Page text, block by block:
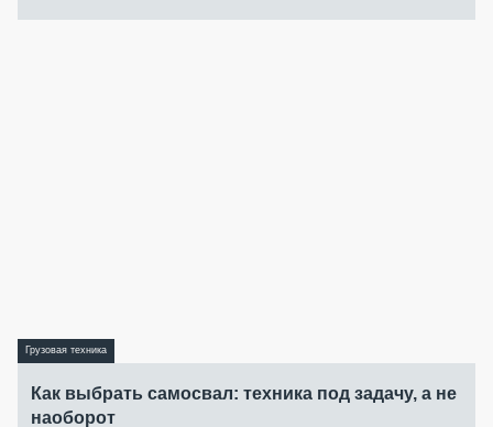
Грузовая техника
Как выбрать самосвал: техника под задачу, а не
наоборот